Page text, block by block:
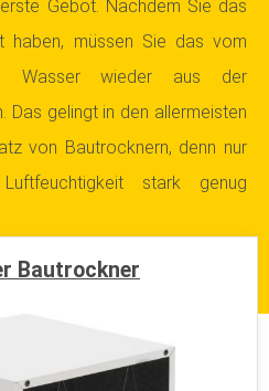
Gebot. Nachdem Sie das
haben, müssen Sie das vom
Wasser wieder aus der
Das gelingt in den allermeisten
von Bautrocknern, denn nur
stark genug
Bautrockner